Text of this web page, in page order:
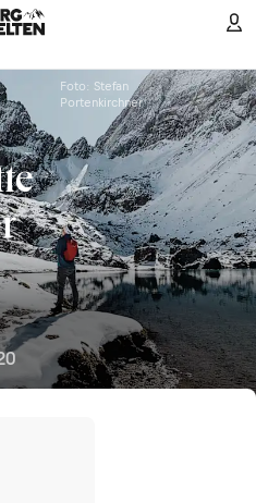
Foto: Stefan
Portenkirchner